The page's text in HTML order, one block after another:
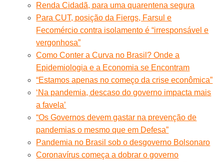
Renda Cidadã, para uma quarentena segura
Para CUT, posição da Fiergs, Farsul e
Fecomércio contra isolamento é “irresponsável e
vergonhosa”
Como Conter a Curva no Brasil? Onde a
Epidemiologia e a Economia se Encontram
“Estamos apenas no começo da crise econômica”
‘Na pandemia, descaso do governo impacta mais
a favela’
“Os Governos devem gastar na prevenção de
pandemias o mesmo que em Defesa”
Pandemia no Brasil sob o desgoverno Bolsonaro
Coronavírus começa a dobrar o governo